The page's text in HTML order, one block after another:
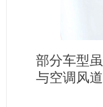
部分车型
与空调风